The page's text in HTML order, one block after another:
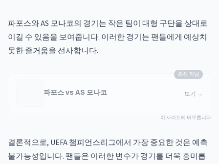
파포스와 AS 모나코의 경기는 작은 팀이 대형 구단을 상대로
이길 수 있음을 보여줍니다. 이러한 경기는 팬들에게 예상치
못한 즐거움을 선사합니다.
최신 아님
파포스 vs AS 모나코 보기 →
이 사이트에 머무릅니다
결론적으로, UEFA 챔피언스리그에서 가장 중요한 것은 예측
불가능성입니다. 팬들은 이러한 변수가 경기를 더욱 흥미롭